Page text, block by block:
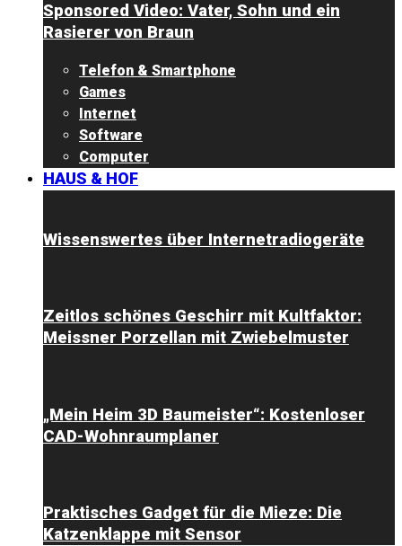
Sponsored Video: Vater, Sohn und ein
Rasierer von Braun
Telefon & Smartphone
Games
Internet
Software
Computer
HAUS & HOF
Wissenswertes über Internetradiogeräte
Zeitlos schönes Geschirr mit Kultfaktor:
Meissner Porzellan mit Zwiebelmuster
„Mein Heim 3D Baumeister“: Kostenloser
CAD-Wohnraumplaner
Praktisches Gadget für die Mieze: Die
Katzenklappe mit Sensor